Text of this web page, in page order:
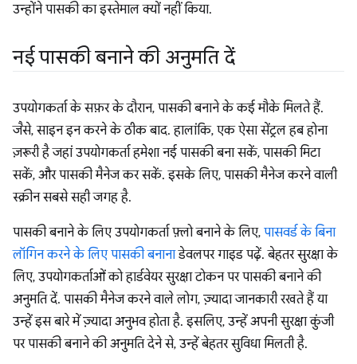
उन्होंने पासकी का इस्तेमाल क्यों नहीं किया.
नई पासकी बनाने की अनुमति दें
उपयोगकर्ता के सफ़र के दौरान, पासकी बनाने के कई मौके मिलते हैं.
जैसे, साइन इन करने के ठीक बाद. हालांकि, एक ऐसा सेंट्रल हब होना
ज़रूरी है जहां उपयोगकर्ता हमेशा नई पासकी बना सकें, पासकी मिटा
सकें, और पासकी मैनेज कर सकें. इसके लिए, पासकी मैनेज करने वाली
स्क्रीन सबसे सही जगह है.
पासकी बनाने के लिए उपयोगकर्ता फ़्लो बनाने के लिए, पासवर्ड के बिना
लॉगिन करने के लिए पासकी बनानाडेवलपर गाइड पढ़ें. बेहतर सुरक्षा के
लिए, उपयोगकर्ताओं को हार्डवेयर सुरक्षा टोकन पर पासकी बनाने की
अनुमति दें. पासकी मैनेज करने वाले लोग, ज़्यादा जानकारी रखते हैं या
उन्हें इस बारे में ज़्यादा अनुभव होता है. इसलिए, उन्हें अपनी सुरक्षा कुंजी
पर पासकी बनाने की अनुमति देने से, उन्हें बेहतर सुविधा मिलती है.